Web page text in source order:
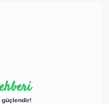
güçlendir!